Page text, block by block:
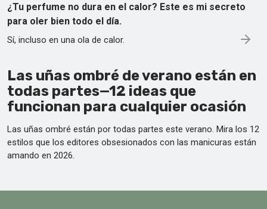
¿Tu perfume no dura en el calor? Este es mi secreto
para oler bien todo el día.
Sí, incluso en una ola de calor.
Las uñas ombré de verano están en
todas partes—12 ideas que
funcionan para cualquier ocasión
Las uñas ombré están por todas partes este verano. Mira los 12
estilos que los editores obsesionados con las manicuras están
amando en 2026.